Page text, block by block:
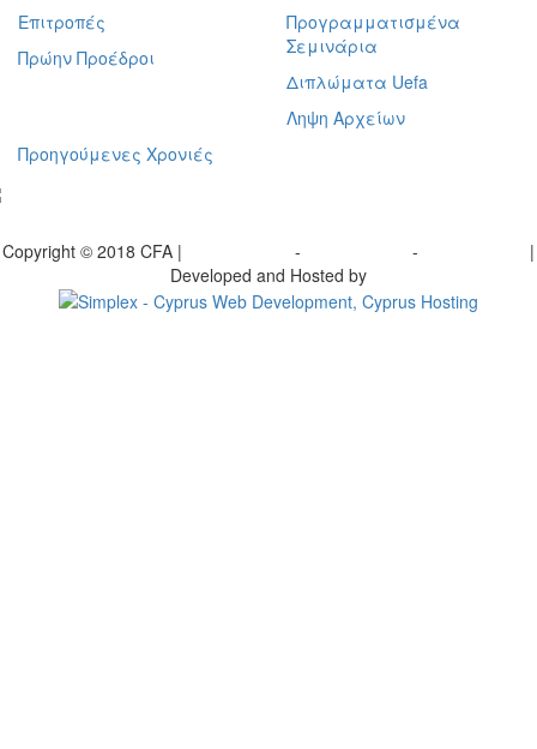
Επιτροπές
Πρώην Προέδροι
Προγραμματισμένα
Σεμινάρια
Διπλώματα Uefa
Ληψη Αρχείων
Προηγούμενες Χρονιές
Copyright © 2018 CFA | - -
|
Developed and Hosted by